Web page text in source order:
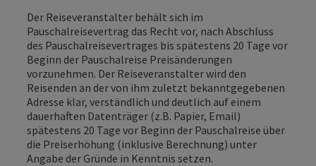
Der Reiseveranstalter behält sich im
Pauschalreisevertrag das Recht vor, nach Abschluss
des Pauschalreisevertrages bis spätestens 20 Tage vor
Beginn der Pauschalreise Preisänderungen
vorzunehmen. Der Reiseveranstalter wird den
Reisenden an der von ihm zuletzt bekanntgegebenen
Adresse klar, verständlich und deutlich auf einem
dauerhaften Datenträger (z.B. Papier, Email)
spätestens 20 Tage vor Beginn der Pauschalreise über
die Preiserhöhung (inklusive Berechnung) unter
Angabe der Gründe in Kenntnis setzen.